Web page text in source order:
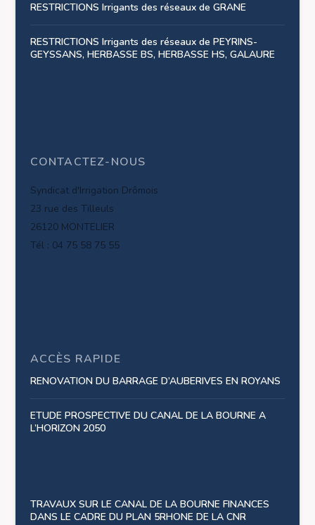
RESTRICTIONS Irrigants des réseaux de GRANE
RESTRICTIONS Irrigants des réseaux de PEYRINS-
GEYSSANS, HERBASSE BS, HERBASSE HS, GALAURE
CONTACTEZ-NOUS
Syndicat d'Irrigation Drômois
23 rue des Tilleuls
26120 MONTELIER
Tél : 04 75 58 75 55
ACCÈS RAPIDE
RENOVATION DU BARRAGE D’AUBERIVES EN ROYANS
ETUDE PROSPECTIVE DU CANAL DE LA BOURNE A
L’HORIZON 2050
TRAVAUX SUR LE CANAL DE LA BOURNE FINANCES
DANS LE CADRE DU PLAN 5RHONE DE LA CNR